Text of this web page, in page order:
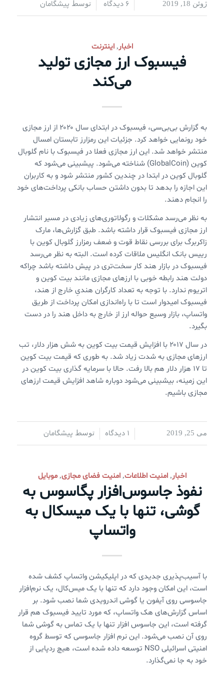
ژوئن 18, 2019 / 6 دیدگاه
/ توسط پیشگامان
اخبار,اینترنت
فیسبوک ارز مجازی تولید
می‌کند
به گزارش بی‌بی‌سی، فیسبوک در ابتدای سال ۲۰۲۰ از ارز مجازی
خود رونمایی خواهد کرد. جزئیات این رمزارز تابستان امسال
منتشر خواهد شد. این ارز مجازی فعلا در فیسبوک با نام گلوبال
کوین (GlobalCoin) شناخته می‌شود. پیشبینی می‌شود که
گلوبال کوین در ابتدا در چندین کشور منتشر شود و به کاربران
این اجازه را بدهد تا بدون داشتن حساب بانکی پرداخت‌های خود
را انجام دهند.
به نظر می‌رسد مشکلات و رگولاتوری‌های زیادی در مسیر انتشار
ارز مجازی فیسبوک قرار داشته باشد. طبق گزارش‌ها، مارک
زاکربرگ برای بررسی نقاط قوت و ضعف رمزارز گلوبال کوین با
رییس بانک انگلیس ملاقات کرده است. البته به نظر می‌رسد
فیسبوک در بازار هند کار سخت‌تری در پیش داشته باشد چراکه
دولت هند رابطه خوبی با ارزهای مجازی مانند بیت کوین و
اتریوم ندارد. با توجه به تعداد کارگران هندیِ خارج از هند،
فیسبوک امیدوار است تا با راه‌اندازی امکان پرداخت از طریق
واتساپ، بازار وسیع حواله ارز از خارج به داخل هند را در دست
بگیرد.
در سال ۲۰۱۷ با افزایش قیمت بیت کوین به شش هزار دلار، تب
ارزهای مجازی به شدت زیاد شد. به طوری که قیمت بیت کوین
تا ۱۷ هزار دلار هم بالا رفت. حالا با سرمایه گذاری بیت کوین در
این زمینه، بیشبینی می‌شود دوباره شاهد افزایش قیمت ارزهای
مجازی باشیم.
می 25, 2019 / 1 دیدگاه توسط پیشگامان
اخبار,امنیت اطلاعات,امنیت فضای مجازی,موبایل
نفوذ جاسوس‌افزار پگاسوس به
گوشی، تنها با یک میسکال به
واتساپ
با آسیب‌پذیری جدیدی که در اپلیکیشن واتساپ کشف شده
است، این امکان وجود دارد که تنها با یک میس‌کال، یک نرم‌افزار
جاسوسی روی آیفون یا گوشی اندرویدی شما نصب شود. بر
اساس گزارش‌های هک واتساپ، که مورد تایید فیسبوک هم قرار
گرفته است، این جاسوس افزار تنها با یک تماس به گوشی شما
روی آن نصب می‌شود. این نرم افزار جاسوسی که توسط گروه
امنیتی اسرائیلی NSO توسعه داده شده است، هیچ ردپایی از
خود به جا نمی‌گذارد.